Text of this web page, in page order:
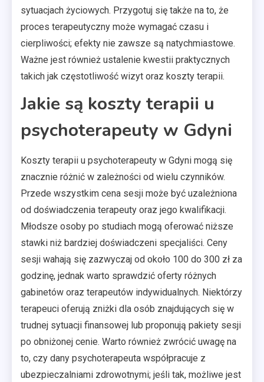
sytuacjach życiowych. Przygotuj się także na to, że
proces terapeutyczny może wymagać czasu i
cierpliwości; efekty nie zawsze są natychmiastowe.
Ważne jest również ustalenie kwestii praktycznych
takich jak częstotliwość wizyt oraz koszty terapii.
Jakie są koszty terapii u
psychoterapeuty w Gdyni
Koszty terapii u psychoterapeuty w Gdyni mogą się
znacznie różnić w zależności od wielu czynników.
Przede wszystkim cena sesji może być uzależniona
od doświadczenia terapeuty oraz jego kwalifikacji.
Młodsze osoby po studiach mogą oferować niższe
stawki niż bardziej doświadczeni specjaliści. Ceny
sesji wahają się zazwyczaj od około 100 do 300 zł za
godzinę, jednak warto sprawdzić oferty różnych
gabinetów oraz terapeutów indywidualnych. Niektórzy
terapeuci oferują zniżki dla osób znajdujących się w
trudnej sytuacji finansowej lub proponują pakiety sesji
po obniżonej cenie. Warto również zwrócić uwagę na
to, czy dany psychoterapeuta współpracuje z
ubezpieczalniami zdrowotnymi; jeśli tak, możliwe jest